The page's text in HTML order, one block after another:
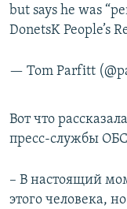
but says he was
DonetsK People’s
— Tom Parfitt
Вот что
пресс-службы
– В настоящий
этого человека,